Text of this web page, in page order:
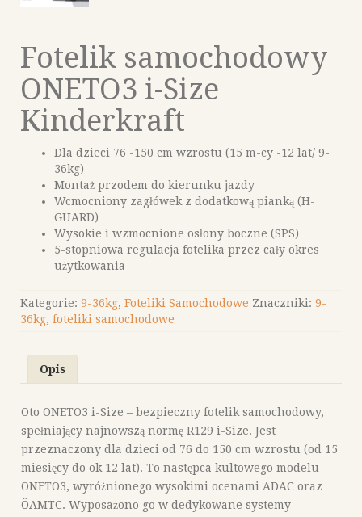
Fotelik samochodowy
ONETO3 i-Size
Kinderkraft
Dla dzieci 76 -150 cm wzrostu (15 m-cy -12 lat/ 9-
36kg)
Montaż przodem do kierunku jazdy
Wcmocniony zagłówek z dodatkową pianką (H-
GUARD)
Wysokie i wzmocnione osłony boczne (SPS)
5-stopniowa regulacja fotelika przez cały okres
użytkowania
Kategorie: 9-36kg, Foteliki Samochodowe Znaczniki: 9-
36kg, foteliki samochodowe
Opis
Oto ONETO3 i-Size – bezpieczny fotelik samochodowy,
spełniający najnowszą normę R129 i-Size. Jest
przeznaczony dla dzieci od 76 do 150 cm wzrostu (od 15
miesięcy do ok 12 lat). To następca kultowego modelu
ONETO3, wyróżnionego wysokimi ocenami ADAC oraz
ÖAMTC. Wyposażono go w dedykowane systemy